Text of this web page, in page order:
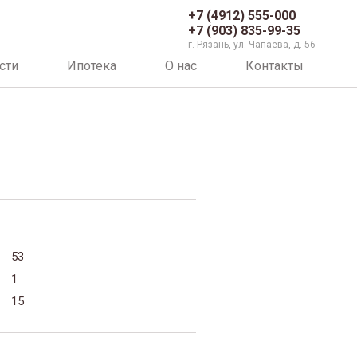
+7 (4912) 555-000
+7 (903) 835-99-35
г. Рязань, ул. Чапаева, д. 56
Ипотека О нас Контакты
53
1
15